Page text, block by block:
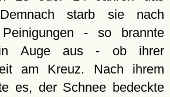
starb sie nach
Peinigungen - so brannte
Auge aus - ob ihrer
am Kreuz. Nach ihrem
es, der Schnee bedeckte